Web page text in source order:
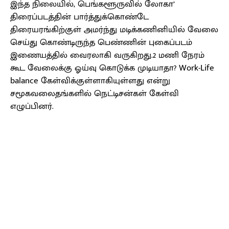
இந்த நிலையில், பெங்களூருவில் லோகா’
திரைப்படத்தின் பார்த்துக்கொண்டே
திரையரங்கிற்குள் அமர்ந்து மடிக்கணினியில் வேலை
செய்து கொண்டிருந்த பெண்ணின் புகைப்படம்
இணையத்தில் வைரலாகி வருகிறது.2 மணி நேரம்
கூட வேலைக்கு ஓய்வு கொடுக்க முடியாதா? Work-Life
balance கேள்விக்குள்ளாகியுள்ளது என்று
சமூகவலைதங்களில் நெட்டிசன்கள் கேள்வி
எழுப்பினர்.